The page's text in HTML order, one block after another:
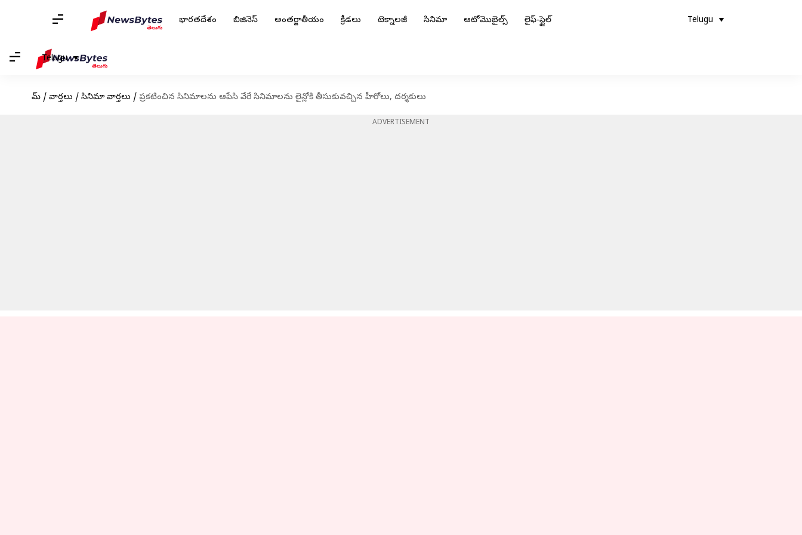
భారతదేశం బిజినెస్ అంతర్జాతీయం క్రీడలు టెక్నాలజీ సినిమా ఆటోమొబైల్స్ లైఫ్-స్టైల్ Telugu
Telugu
హోమ్ / వార్తలు / సినిమా వార్తలు / ప్రకటించిన సినిమాలను ఆపేసి వేరే సినిమాలను లైన్లోకి తీసుకువచ్చిన హీరోలు, దర్శకులు
ADVERTISEMENT